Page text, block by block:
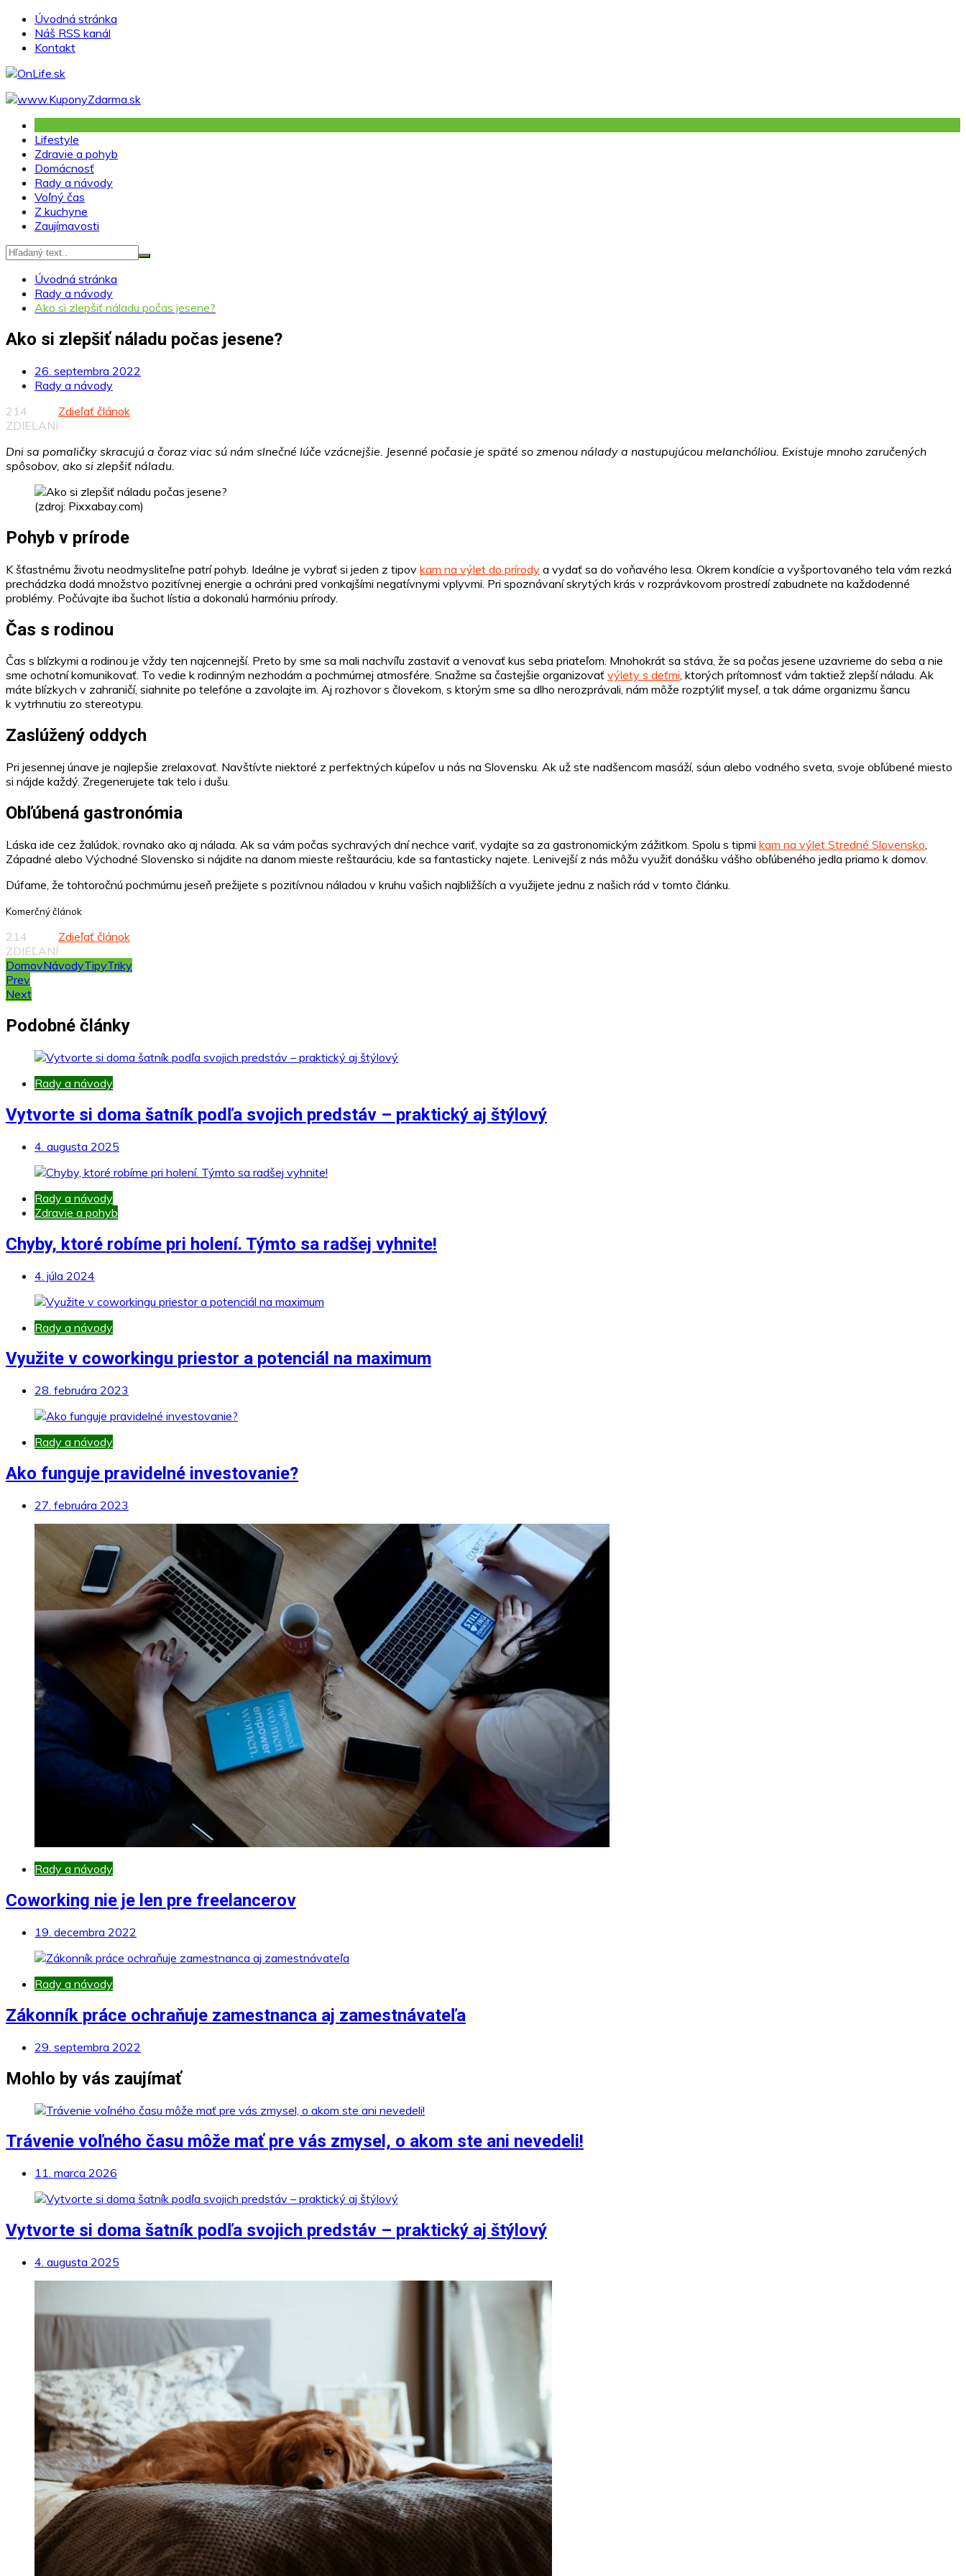
Skip
content
Úvodná stránka
Náš RSS kanál
Kontakt
Lifestyle
Zdravie a pohyb
Domácnosť
Rady a návody
Voľný čas
Z kuchyne
Zaujímavosti
Úvodná stránka
Rady a návody
Ako si zlepšiť náladu počas jesene?
Ako si zlepšiť náladu počas jesene?
26. septembra 2022
Rady a návody
214
ZDIEĽANÍ
Zdieľať článok
Dni sa pomaličky skracujú a čoraz viac sú nám slnečné lúče vzácnejšie. Jesenné počasie je späté so zmenou nálady a nastupujúcou melanchóliou. Existuje mnoho zaručených
spôsobov, ako si zlepšiť náladu.
(zdroj: Pixxabay.com)
Pohyb v prírode
K šťastnému životu neodmysliteľne patrí pohyb. Ideálne je vybrať si jeden z tipov kam na výlet do prírody a vydať sa do voňavého lesa. Okrem kondície a vyšportovaného tela vám rezká
prechádzka dodá množstvo pozitívnej energie a ochráni pred vonkajšími negatívnymi vplyvmi. Pri spoznávaní skrytých krás v rozprávkovom prostredí zabudnete na každodenné
problémy. Počúvajte iba šuchot lístia a dokonalú harmóniu prírody.
Čas s rodinou
Čas s blízkymi a rodinou je vždy ten najcennejší. Preto by sme sa mali nachvíľu zastaviť a venovať kus seba priateľom. Mnohokrát sa stáva, že sa počas jesene uzavrieme do seba a nie
sme ochotní komunikovať. To vedie k rodinným nezhodám a pochmúrnej atmosfére. Snažme sa častejšie organizovať výlety s deťmi, ktorých prítomnosť vám taktiež zlepší náladu. Ak
máte blízkych v zahraničí, siahnite po telefóne a zavolajte im. Aj rozhovor s človekom, s ktorým sme sa dlho nerozprávali, nám môže rozptýliť myseľ, a tak dáme organizmu šancu
k vytrhnutiu zo stereotypu.
Zaslúžený oddych
Pri jesennej únave je najlepšie zrelaxovať. Navštívte niektoré z perfektných kúpeľov u nás na Slovensku. Ak už ste nadšencom masáží, sáun alebo vodného sveta, svoje obľúbené miesto
si nájde každý. Zregenerujete tak telo i dušu.
Obľúbená gastronómia
Láska ide cez žalúdok, rovnako ako aj nálada. Ak sa vám počas sychravých dní nechce variť, vydajte sa za gastronomickým zážitkom. Spolu s tipmi kam na výlet Stredné Slovensko,
Západné alebo Východné Slovensko si nájdite na danom mieste reštauráciu, kde sa fantasticky najete. Lenivejší z nás môžu využiť donášku vášho obľúbeného jedla priamo k domov.
Dúfame, že tohtoročnú pochmúrnu jeseň prežijete s pozitívnou náladou v kruhu vašich najbližších a využijete jednu z našich rád v tomto článku.
Komerčný článok
214
ZDIEĽANÍ
Zdieľať článok
DomovNávodyTipyTriky
Navigácia
v
článku
Prev
Next
Podobné články
Rady a návody
Vytvorte si doma šatník podľa svojich predstáv – praktický aj štýlový
4. augusta 2025
Rady a návody
Zdravie a pohyb
Chyby, ktoré robíme pri holení. Týmto sa radšej vyhnite!
4. júla 2024
Rady a návody
Využite v coworkingu priestor a potenciál na maximum
28. februára 2023
Rady a návody
Ako funguje pravidelné investovanie?
27. februára 2023
Rady a návody
Coworking nie je len pre freelancerov
19. decembra 2022
Rady a návody
Zákonník práce ochraňuje zamestnanca aj zamestnávateľa
29. septembra 2022
Mohlo by vás zaujímať
Trávenie voľného času môže mať pre vás zmysel, o akom ste ani nevedeli!
11. marca 2026
Vytvorte si doma šatník podľa svojich predstáv – praktický aj štýlový
4. augusta 2025